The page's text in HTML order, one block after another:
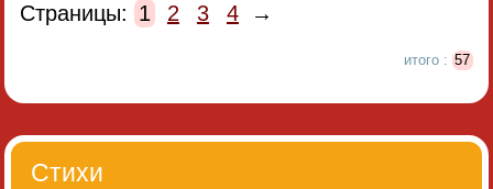
Страницы: 1 2 3 4 →
итого : 57
Стихи